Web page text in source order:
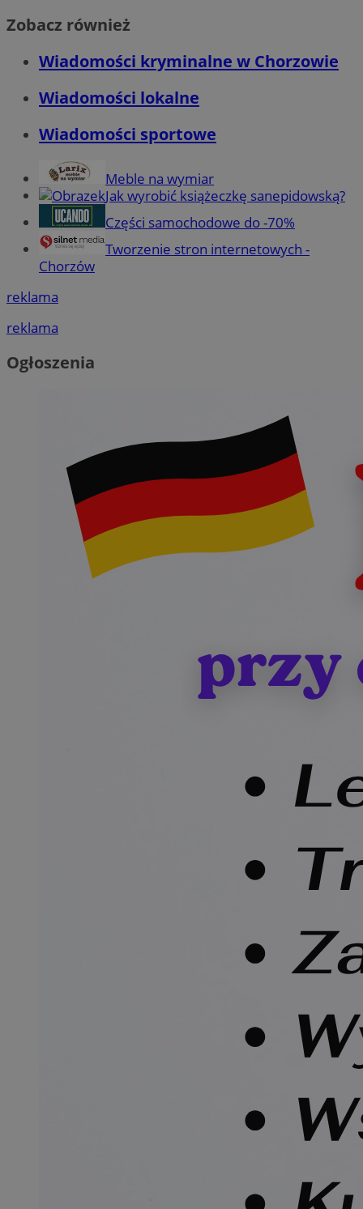
Zobacz również
Wiadomości kryminalne w Chorzowie
Wiadomości lokalne
Wiadomości sportowe
Meble na wymiar
Jak wyrobić książeczkę sanepidowską?
Części samochodowe do -70%
Tworzenie stron internetowych -
Chorzów
reklama
reklama
Ogłoszenia